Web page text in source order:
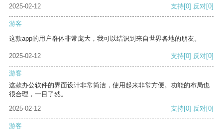
2025-02-12 支持[0] 反对[0]
游客
这款app的用户群体非常庞大，我可以结识到来自世界各地的朋友。
2025-02-12 支持[0] 反对[0]
游客
这款办公软件的界面设计非常简洁，使用起来非常方便。功能的布局也
很合理，一目了然。
2025-02-12
支持[0] 反对[0]
游客